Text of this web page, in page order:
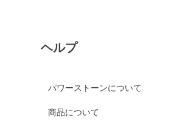
ヘルプ
パワーストーンについて
商品について